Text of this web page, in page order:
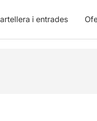
i entrades